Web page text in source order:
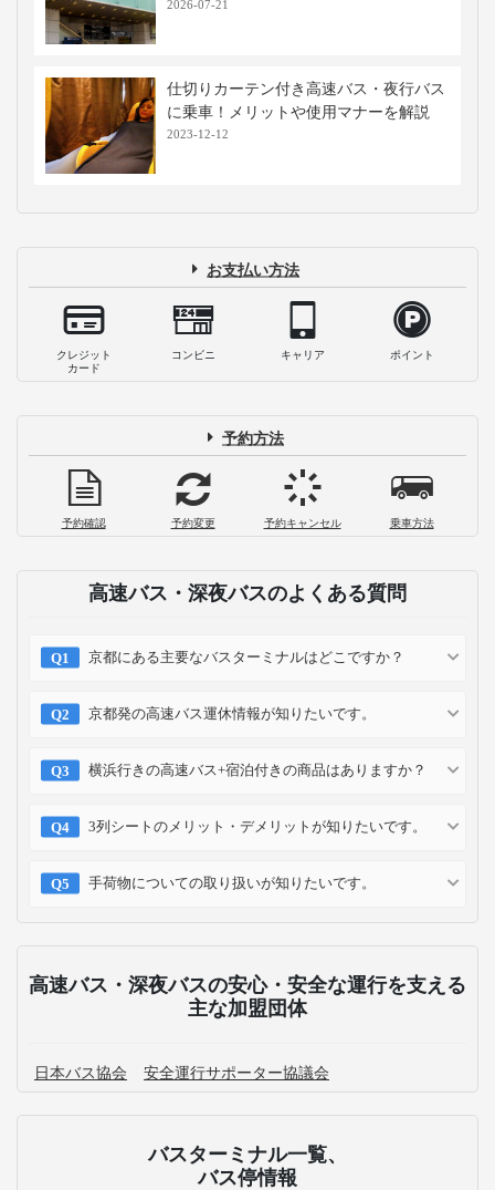
2026-07-21
仕切りカーテン付き高速バス・夜行バス
に乗車！メリットや使用マナーを解説
2023-12-12
お支払い方法
クレジット
カード
コンビニ キャリア ポイント
予約方法
予約確認 予約変更 予約キャンセル 乗車方法
高速バス・深夜バスのよくある質問
京都にある主要なバスターミナルはどこですか？
京都発の高速バス運休情報が知りたいです。
横浜行きの高速バス+宿泊付きの商品はありますか？
3列シートのメリット・デメリットが知りたいです。
手荷物についての取り扱いが知りたいです。
高速バス・深夜バスの安心・安全な運行を支える
主な加盟団体
日本バス協会 安全運行サポーター協議会
バスターミナル一覧、
バス停情報